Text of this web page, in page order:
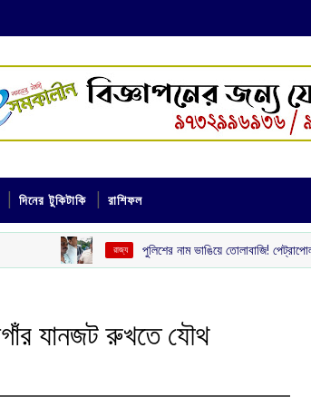
দিনের টুকিটাকি রাশিফল
পুলিশের নাম ভাঙিয়ে তোলাবাজি! পেট্রাপোল সীমান্ত এলাকা
যানজট রুখতে যৌথ